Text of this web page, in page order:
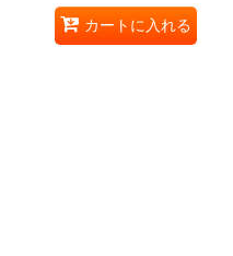
カートに入れる